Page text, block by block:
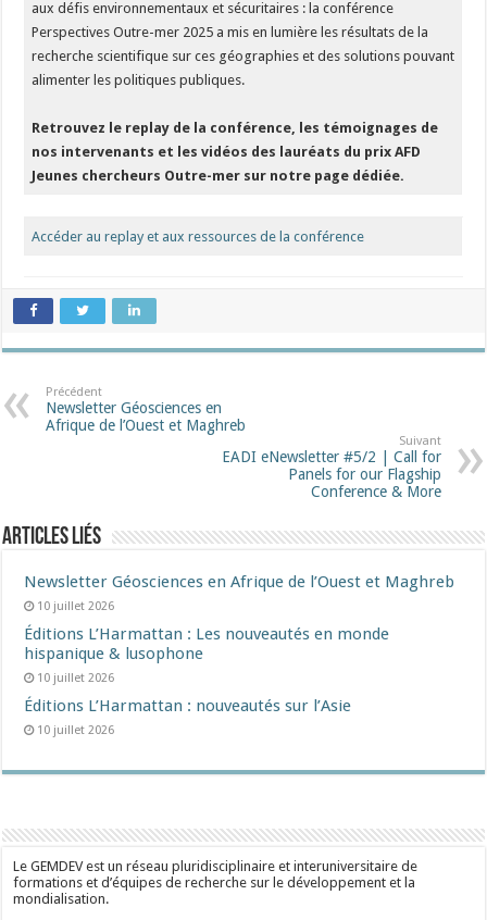
aux défis environnementaux et sécuritaires : la conférence
Perspectives Outre-mer 2025 a mis en lumière les résultats de la
recherche scientifique sur ces géographies et des solutions pouvant
alimenter les politiques publiques.
Retrouvez le replay de la conférence, les témoignages de
nos intervenants et les vidéos des lauréats du prix AFD
Jeunes chercheurs Outre-mer sur notre page dédiée.
Accéder au replay et aux ressources de la conférence
Précédent
Newsletter Géosciences en
Afrique de l’Ouest et Maghreb
Suivant
EADI eNewsletter #5/2 | Call for
Panels for our Flagship
Conference & More
Articles liés
Newsletter Géosciences en Afrique de l’Ouest et Maghreb
10 juillet 2026
Éditions L’Harmattan : Les nouveautés en monde
hispanique & lusophone
10 juillet 2026
Éditions L’Harmattan : nouveautés sur l’Asie
10 juillet 2026
Le GEMDEV est un réseau pluridisciplinaire et interuniversitaire de
formations et d’équipes de recherche sur le développement et la
mondialisation.